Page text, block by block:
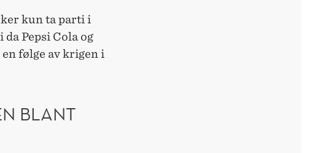
kun ta parti i
Pepsi Cola og
følge av krigen i
BLANT